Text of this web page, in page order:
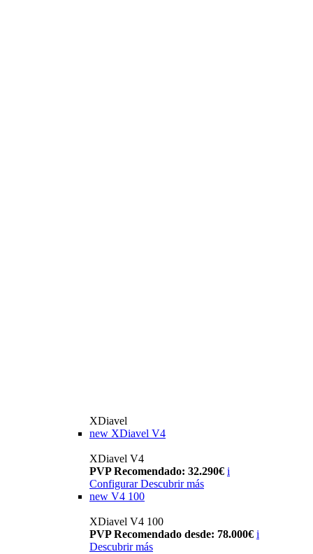
XDiavel
new XDiavel V4
XDiavel V4
PVP Recomendado: 32.290€ i
Configurar Descubrir más
new V4 100
XDiavel V4 100
PVP Recomendado desde: 78.000€ i
Descubrir más